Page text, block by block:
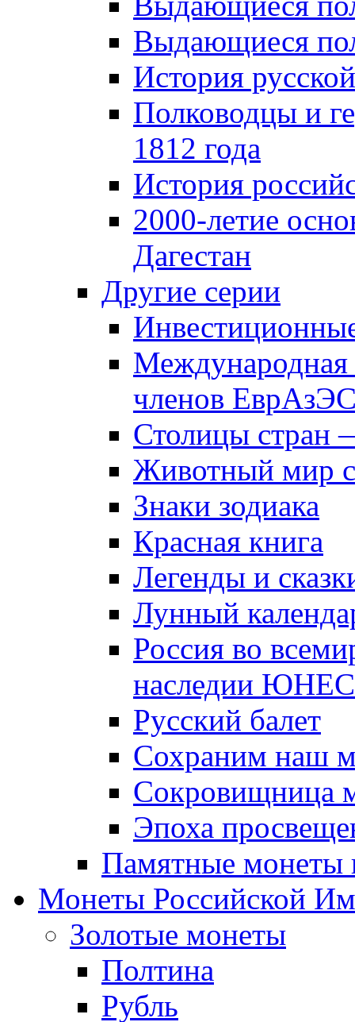
Выдающиеся
История
Полководцы и
1812 года
История
2000-летие
Дагестан
Другие серии
Международная
членов
Столицы стран
Животный мир
Знаки зодиака
Красная книга
Легенды и
Лунный
Россия во
наследии
Русский балет
Сохраним наш
Сокровищница
Эпоха
Памятные монеты
Монеты Российской
Золотые монеты
Полтина
Рубль